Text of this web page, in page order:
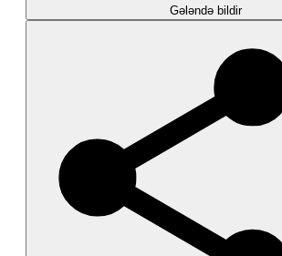
Gələndə bildir